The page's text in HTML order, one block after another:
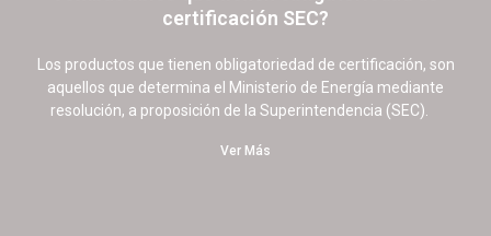
certificación SEC?
Los productos que tienen obligatoriedad de certificación, son
aquellos que determina el Ministerio de Energía mediante
resolución, a proposición de la Superintendencia (SEC).
Ver Más